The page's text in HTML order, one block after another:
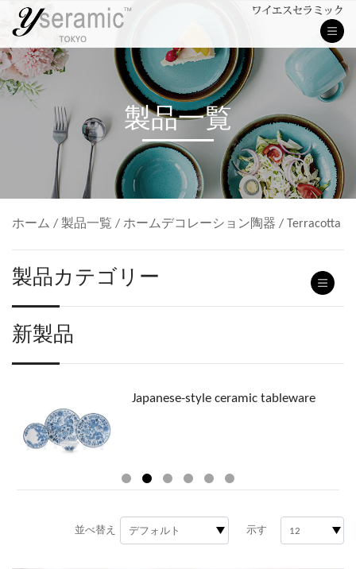
製品一覧
ホーム / 製品一覧 / ホームデコレーション陶器 / Terracotta
製品カテゴリー
新製品
Japanese-style ceramic tableware
並べ替え 示す